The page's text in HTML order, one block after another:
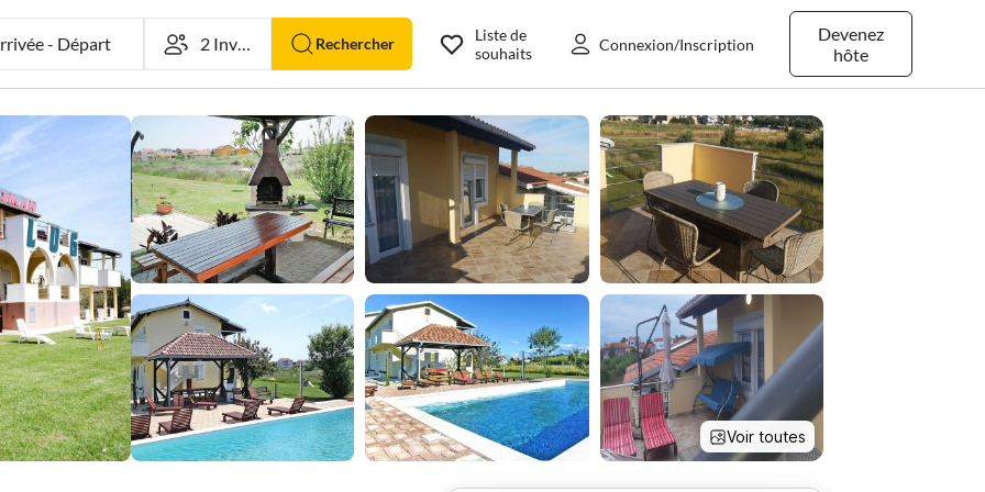
-Départ Rechercher
Devenez
hôte
Liste de
souhaits
Connexion/Inscription
Voir toutes